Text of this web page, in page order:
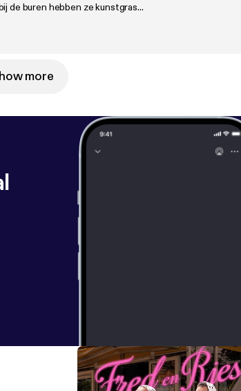
de buren hebben ze kunstgras...
more